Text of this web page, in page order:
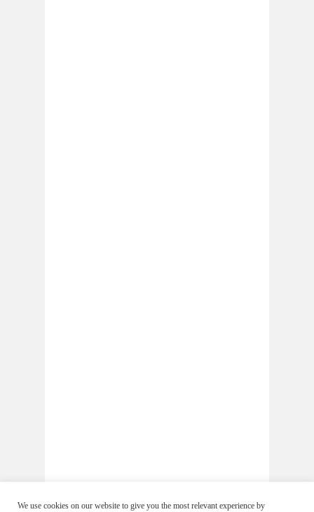
We use cookies on our website to give you the most relevant experience by